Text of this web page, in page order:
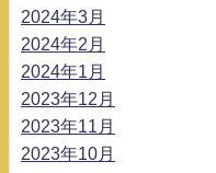
2024年3月
2024年2月
2024年1月
2023年12月
2023年11月
2023年10月